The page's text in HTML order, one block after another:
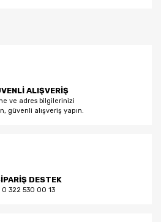
ALIŞVERİŞ
ve adres bilgilerinizi
güvenli alışveriş yapın.
DESTEK
0 322 530 00 13